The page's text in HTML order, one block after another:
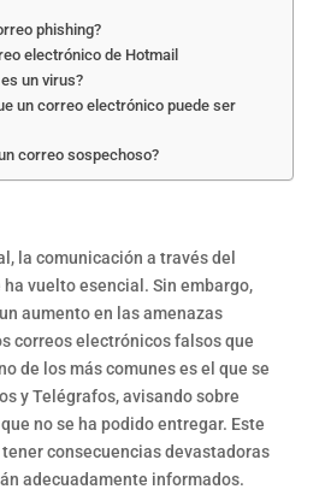
phishing?
electrónico de Hotmail
un virus?
un correo electrónico puede ser
correo sospechoso?
la comunicación a través del
vuelto esencial. Sin embargo,
aumento en las amenazas
correos electrónicos falsos que
de los más comunes es el que se
y Telégrafos, avisando sobre
no se ha podido entregar. Este
consecuencias devastadoras
adecuadamente informados.